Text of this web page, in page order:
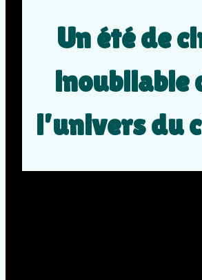
Un été de
inoubliable
l’univers du